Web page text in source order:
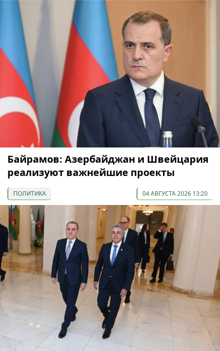
Байрамов: Азербайджан и Швейцария
реализуют важнейшие проекты
ПОЛИТИКА 04 АВГУСТА 2026 13:20